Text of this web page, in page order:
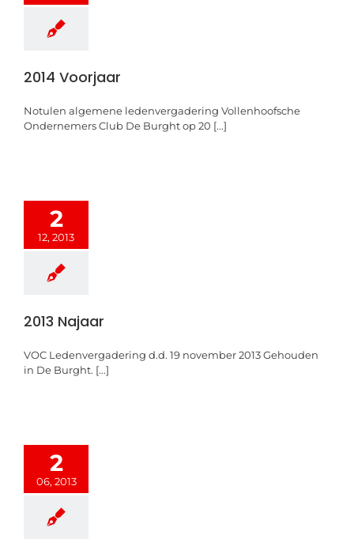
2014 Voorjaar
Notulen algemene ledenvergadering Vollenhoofsche
Ondernemers Club De Burght op 20 [...]
2
12, 2013
2013 Najaar
VOC Ledenvergadering d.d. 19 november 2013 Gehouden
in De Burght. [...]
2
06, 2013